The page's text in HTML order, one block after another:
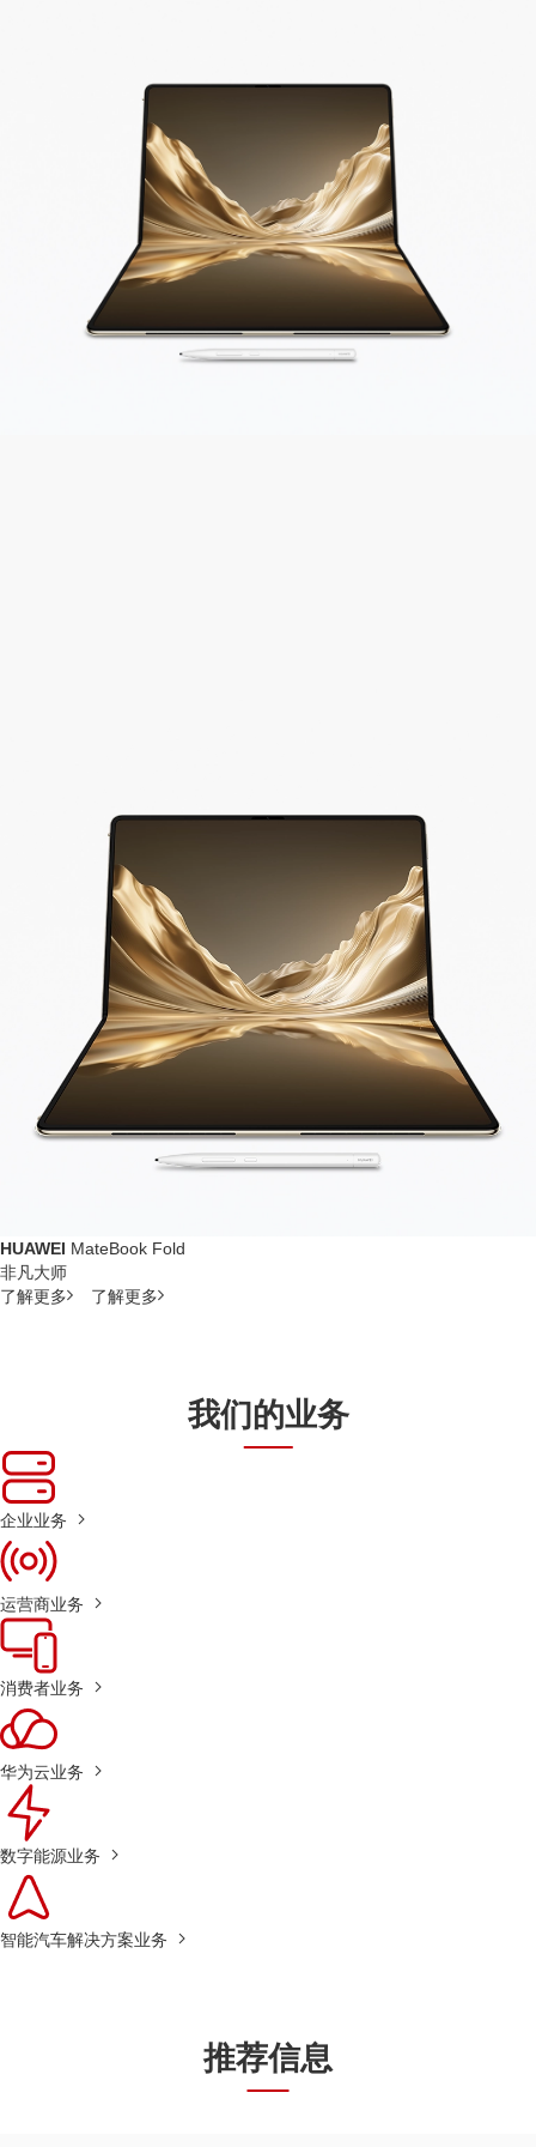
HUAWEI MateBook Fold
非凡大师
了解更多
了解更多
我们的业务
企业业务
运营商业务
消费者业务
华为云业务
数字能源业务
智能汽车解决方案业务
推荐信息